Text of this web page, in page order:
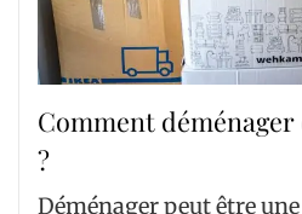
Comment
?
Déménager peut être